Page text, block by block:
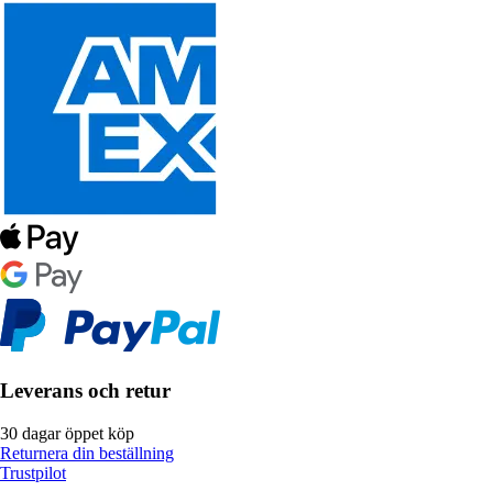
Leverans och retur
30 dagar öppet köp
Returnera din beställning
Trustpilot